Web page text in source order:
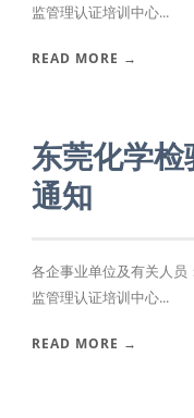
监管理认证培训中心...
READ MORE →
东莞化学
通知
各企事业单位及有关人
监管理认证培训中心...
READ MORE →